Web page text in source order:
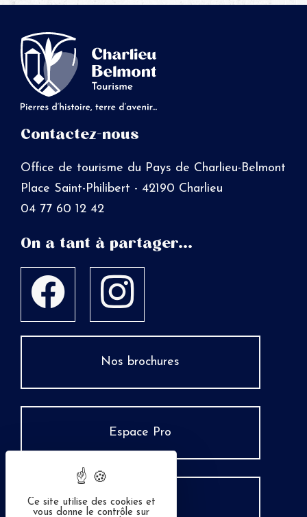
Contactez-nous
Office de tourisme du Pays de Charlieu-Belmont
Place Saint-Philibert - 42190 Charlieu
04 77 60 12 42
On a tant à partager...
Nos brochures
Espace Pro
Groupes
Ce site utilise des cookies et
vous donne le contrôle sur